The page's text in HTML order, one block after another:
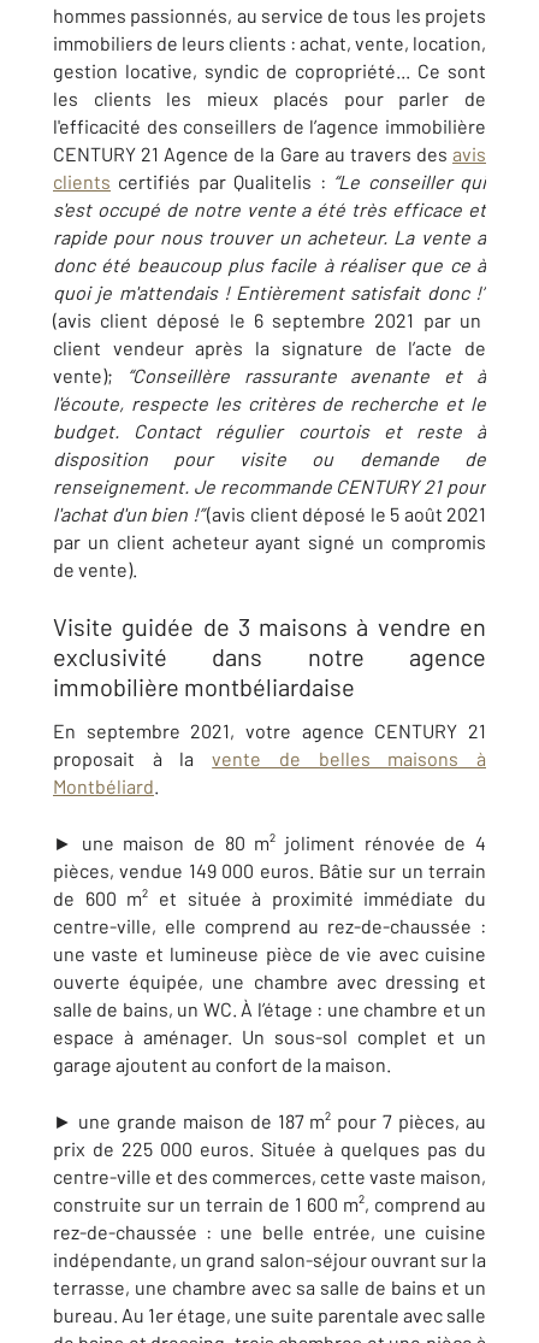
hommes passionnés, au service de tous les projets
immobiliers de leurs clients : achat, vente, location,
gestion locative, syndic de copropriété... Ce sont
les clients les mieux placés pour parler de
l'efficacité des conseillers de l’agence immobilière
CENTURY 21 Agence de la Gare au travers des avis
clients certifiés par Qualitelis : “Le conseiller qui
s'est occupé de notre vente a été très efficace et
rapide pour nous trouver un acheteur. La vente a
donc été beaucoup plus facile à réaliser que ce à
quoi je m'attendais ! Entièrement satisfait donc !”
(avis client déposé le 6 septembre 2021 par un
client vendeur après la signature de l’acte de
vente);
“Conseillère rassurante avenante et à
l'écoute, respecte les critères de recherche et le
budget. Contact régulier courtois et reste à
disposition pour visite ou demande de
renseignement. Je recommande CENTURY 21 pour
l'achat d'un bien !”(avis client déposé le 5 août 2021
par un client acheteur ayant signé un compromis
de vente).
Visite guidée de 3 maisons à vendre en
exclusivité dans notre agence
immobilière montbéliardaise
En septembre 2021, votre agence CENTURY 21
proposait à lavente de belles maisons à
Montbéliard.
► une maison de 80 m² joliment rénovée de 4
pièces, vendue 149 000 euros. Bâtie sur un terrain
de 600 m² et située à proximité immédiate du
centre-ville, elle comprend au rez-de-chaussée :
une vaste et lumineuse pièce de vie avec cuisine
ouverte équipée, une chambre avec dressing et
salle de bains, un WC. À l’étage : une chambre et un
espace à aménager. Un sous-sol complet et un
garage ajoutent au confort de la maison.
► une grande maison de 187 m² pour 7 pièces, au
prix de 225 000 euros. Située à quelques pas du
centre-ville et des commerces, cette vaste maison,
construite sur un terrain de 1 600 m², comprend au
rez-de-chaussée : une belle entrée, une cuisine
indépendante, un grand salon-séjour ouvrant sur la
terrasse, une chambre avec sa salle de bains et un
bureau. Au 1er étage, une suite parentale avec salle